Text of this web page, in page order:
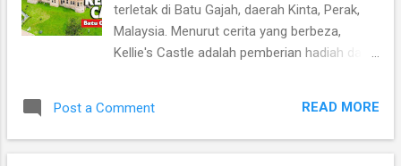
terletak di Batu Gajah, daerah Kinta, Perak,
Malaysia. Menurut cerita yang berbeza,
Kellie's Castle adalah pemberian hadiah dari
sebelah Sungai Raya, yang merupakan anak
sungai kecil ke Sungai Kinta. Istana Kellie
Post a Comment READ MORE